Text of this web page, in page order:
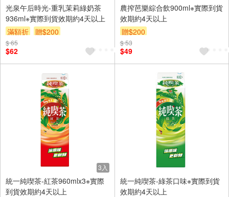
光泉午后時光-重乳茉莉綠奶茶
936ml※實際到貨效期約4天以上
滿額折
贈$200
$ 65
$62
農搾芭樂綜合飲900ml※實際到貨
效期約4天以上
贈$200
$ 53
$49
3入
統一純喫茶-紅茶960mlx3※實際
到貨效期約4天以上
統一純喫茶-綠茶口味※實際到貨
效期約4天以上